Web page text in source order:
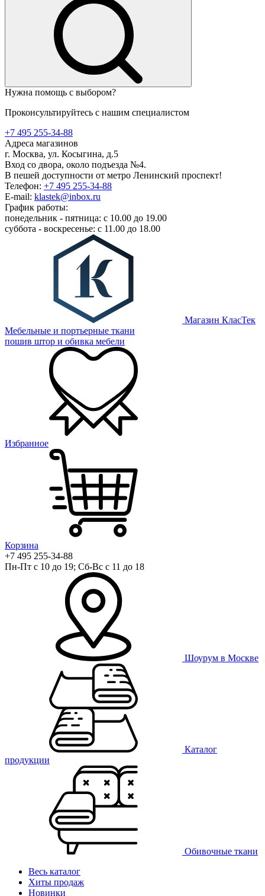
Нужна помощь с выбором?
Проконсультируйтесь с нашим специалистом
+7 495 255-34-88
Адреса магазинов
г. Москва, ул. Косыгина, д.5
Вход со двора, около подъезда №4.
В пешей доступности от метро Ленинский проспект!
Телефон: +7 495 255-34-88
E-mail: klastek@inbox.ru
График работы:
понедельник - пятница: с 10.00 до 19.00
суббота - воскресенье: с 11.00 до 18.00
Магазин КласТек
Мебельные и портьерные ткани
пошив штор и обивка мебели
Избранное
Корзина
+7 495 255-34-88
Пн-Пт с 10 до 19; Сб-Вс с 11 до 18
Шоурум в Москве
Каталог
продукции
Обивочные ткани
Весь каталог
Хиты продаж
Новинки